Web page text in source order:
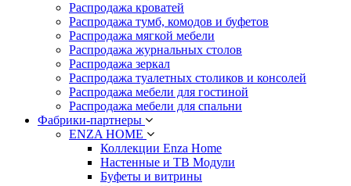
Распродажа кроватей
Распродажа тумб, комодов и буфетов
Распродажа мягкой мебели
Распродажа журнальных столов
Распродажа зеркал
Распродажа туалетных столиков и консолей
Распродажа мебели для гостиной
Распродажа мебели для спальни
Фабрики-партнеры
ENZA HOME
Коллекции Enza Home
Настенные и ТВ Модули
Буфеты и витрины